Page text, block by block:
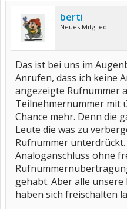
berti
Neues Mitglied
Das ist bei uns im
Anrufen, dass ich keine
angezeigte Rufnummer
Teilnehmernummer mit
Chance mehr. Denn die
Leute die was zu
Rufnummer
Analoganschluss ohne
gehabt. Aber alle
haben sich freischalten